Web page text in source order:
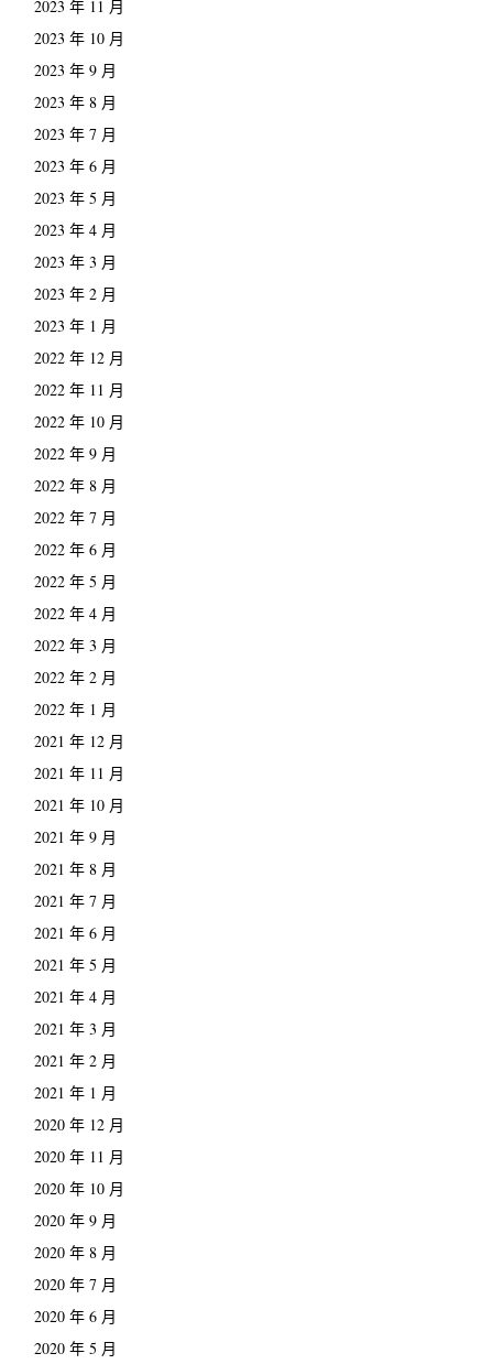
2023 年 11 月
2023 年 10 月
2023 年 9 月
2023 年 8 月
2023 年 7 月
2023 年 6 月
2023 年 5 月
2023 年 4 月
2023 年 3 月
2023 年 2 月
2023 年 1 月
2022 年 12 月
2022 年 11 月
2022 年 10 月
2022 年 9 月
2022 年 8 月
2022 年 7 月
2022 年 6 月
2022 年 5 月
2022 年 4 月
2022 年 3 月
2022 年 2 月
2022 年 1 月
2021 年 12 月
2021 年 11 月
2021 年 10 月
2021 年 9 月
2021 年 8 月
2021 年 7 月
2021 年 6 月
2021 年 5 月
2021 年 4 月
2021 年 3 月
2021 年 2 月
2021 年 1 月
2020 年 12 月
2020 年 11 月
2020 年 10 月
2020 年 9 月
2020 年 8 月
2020 年 7 月
2020 年 6 月
2020 年 5 月